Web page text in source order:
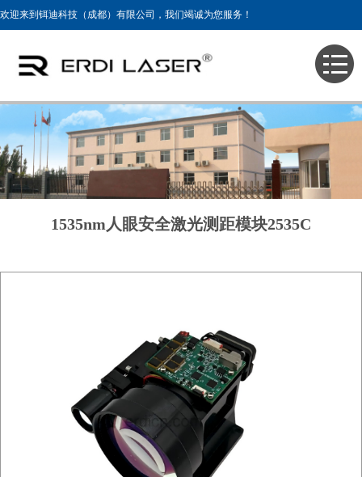
欢迎来到铒迪科技（成都）有限公司，我们竭诚为您服务！
>产品展示>1535nm激光测距仪模块
1535nm人眼安全激光测距模块2535C